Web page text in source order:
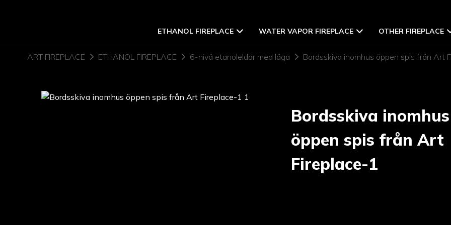
ETHANOL FIREPLACE WATER VAPOR FIREPLACE OTHER FIREPLACE
ART FIREPLACE ETHANOL FIREPLACE 6-nivå etanoleldar med låga Bordsskiva inomhus öppen spis från Art
Bordsskiva inomhus
öppen spis från Art
Fireplace-1